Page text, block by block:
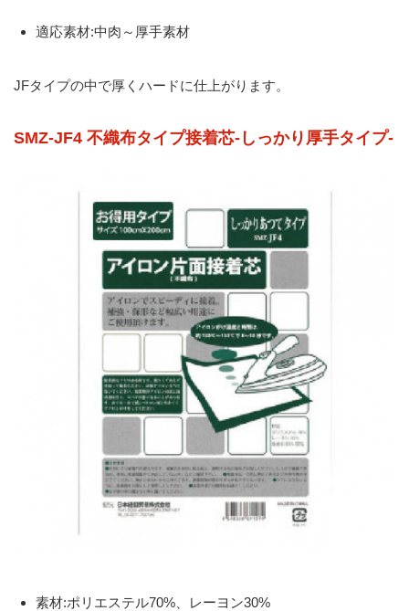
適応素材:中肉～厚手素材
JFタイプの中で厚くハードに仕上がります。
SMZ-JF4 不織布タイプ接着芯-しっかり厚手タイプ-
素材:ポリエステル70%、レーヨン30%